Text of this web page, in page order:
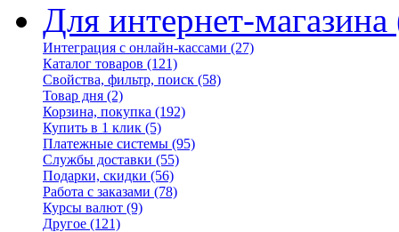
Для интернет-магазина
Интеграция с онлайн-кассами (27)
Каталог товаров (121)
Свойства, фильтр, поиск (58)
Товар дня (2)
Корзина, покупка (192)
Купить в 1 клик (5)
Платежные системы (95)
Службы доставки (55)
Подарки, скидки (56)
Работа с заказами (78)
Курсы валют (9)
Другое (121)